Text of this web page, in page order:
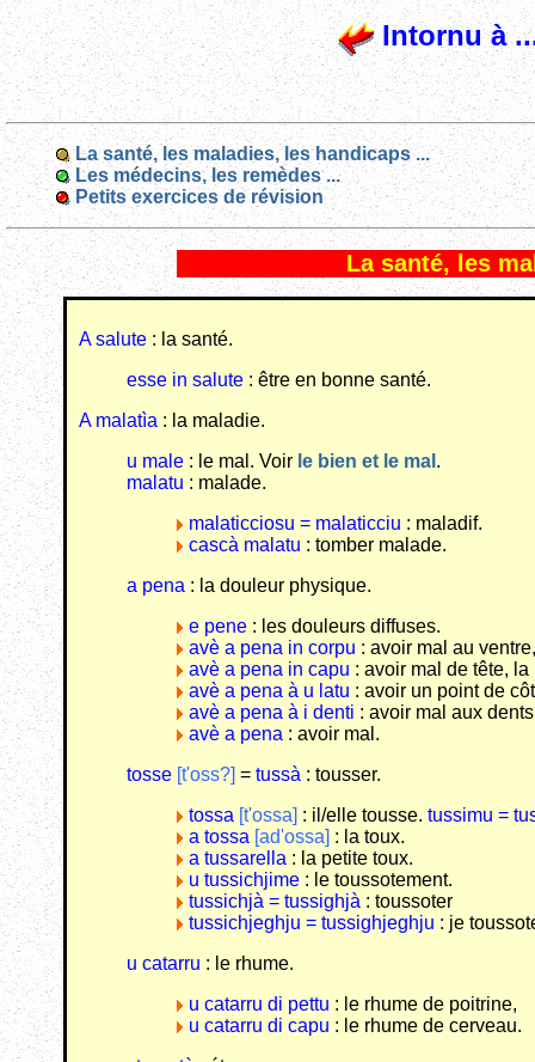
Intornu à
La santé, les maladies, les handicaps ...
Les médecins, les remèdes ...
Petits exercices de révision
La santé, les
A salute: la santé.
esse in salute: être en bonne santé.
A malatìa : la maladie.
u male: le mal. Voir le bien et le mal .
malatu : malade.
malaticciosu = malaticciu : maladif.
cascà malatu : tomber malade.
a pena : la douleur physique.
e pene: les douleurs diffuses.
avè a pena in corpu : avoir mal au
avè a pena in capu : avoir mal de tête, la
avè a pena à u latu : avoir un point de
avè a pena à i denti : avoir mal aux
avè a pena : avoir mal.
tosse [t'oss?] = tussà : tousser.
tossa [t'ossa] : il/elle tousse. tussimu =
a tossa [ad'ossa] : la toux.
a tussarella : la petite toux.
u tussichjime: le toussotement.
tussichjà = tussighjà : toussoter
tussichjeghju = tussighjeghju : je
u catarru : le rhume.
u catarru di pettu : le rhume de poitrine,
u catarru di capu : le rhume de cerveau.